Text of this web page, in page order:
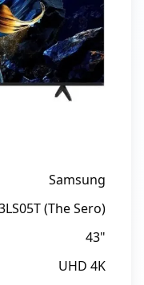
Samsung
(The Sero)
43"
UHD 4K